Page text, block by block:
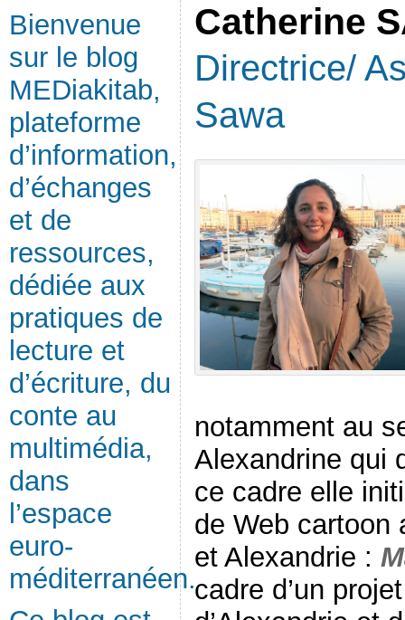
Bienvenue
sur le blog
MEDiakitab,
plateforme
d’information,
d’échanges
et de
ressources,
dédiée aux
pratiques de
lecture et
d’écriture, du
conte au
multimédia,
dans
l’espace
euro-
méditerranéen.
Catherine
Directrice/
Sawa
notamment au
Alexandrine qui
ce cadre elle
de Web cartoon
et Alexandrie :
cadre d’un